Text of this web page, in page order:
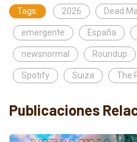
Tags: 2026 Dead
emergente España
newsnormal Roundup
Spotify Suiza The
Publicaciones